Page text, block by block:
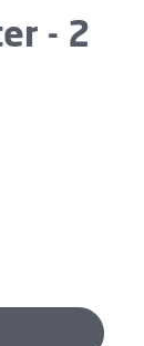
- 2
ein